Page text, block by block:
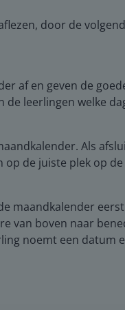
door de
af en geven de
de leerlingen welke
Als
de juiste plek op
maandkalender
van boven naar
noemt een datum